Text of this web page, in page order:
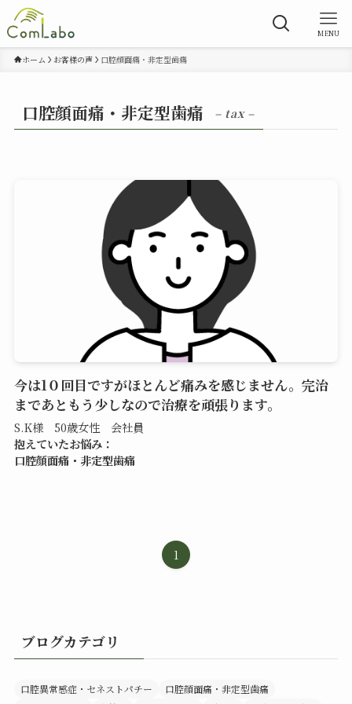
MENU
ホーム お客様の声 口腔顔面痛・非定型歯痛
口腔顔面痛・非定型歯痛 – tax –
今は1０回目ですがほとんど痛みを感じません。完治
まであともう少しなので治療を頑張ります。
S.K様 50歳女性 会社員
抱えていたお悩み：
口腔顔面痛・非定型歯痛
1
ブログカテゴリ
口腔異常感症・セネストパチー
口腔顔面痛・非定型歯痛